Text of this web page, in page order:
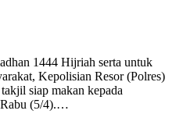
1444 Hijriah serta untuk
Kepolisian Resor (Polres)
siap makan kepada
Rabu (5/4).…